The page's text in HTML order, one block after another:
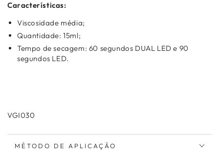
Características:
Viscosidade média;
Quantidade: 15ml;
Tempo de secagem: 60 segundos DUAL LED e 90
segundos LED.
VGI030
MÉTODO DE APLICAÇÃO